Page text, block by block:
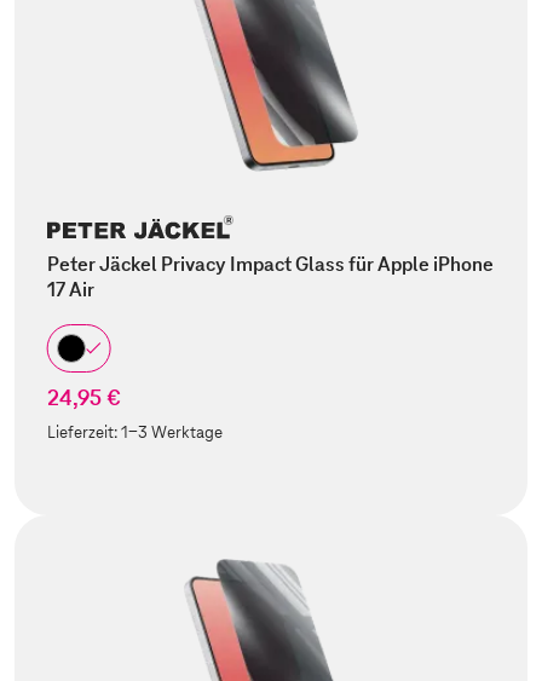
Peter Jäckel Privacy Impact Glass für Apple iPhone
17 Air
24,95 €
Lieferzeit:1-3 Werktage